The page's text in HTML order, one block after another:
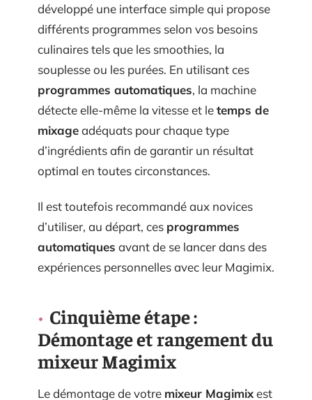
développé une interface simple qui propose
différents programmes selon vos besoins
culinaires tels que les smoothies, la
souplesse ou les purées. En utilisant ces
programmes automatiques, la machine
détecte elle-même la vitesse et letemps de
mixageadéquats pour chaque type
d’ingrédients afin de garantir un résultat
optimal en toutes circonstances.
Il est toutefois recommandé aux novices
d’utiliser, au départ, ces programmes
automatiques avant de se lancer dans des
expériences personnelles avec leur Magimix.
Cinquième étape :
Démontage et rangement du
mixeur Magimix
Le démontage de votre mixeur Magimixest